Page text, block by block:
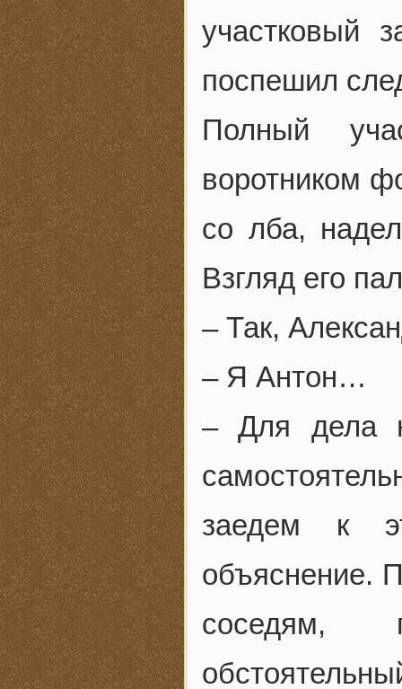
участковый
поспешил
Полный
воротником
со лба,
Взгляд его
– Так,
– Я Антон…
– Для дела
заедем к
объяснение.
соседям,